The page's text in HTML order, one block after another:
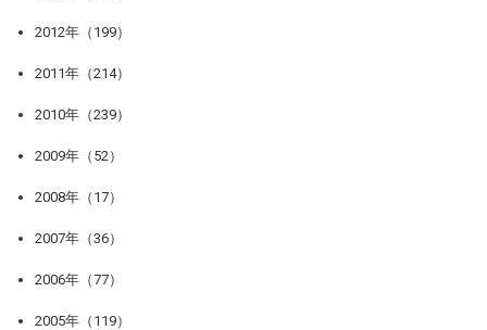
2012年（199）
2011年（214）
2010年（239）
2009年（52）
2008年（17）
2007年（36）
2006年（77）
2005年（119）